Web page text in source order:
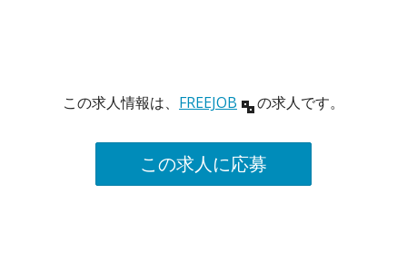
この求人情報は、 FREEJOB の求人です。
この求人に応募